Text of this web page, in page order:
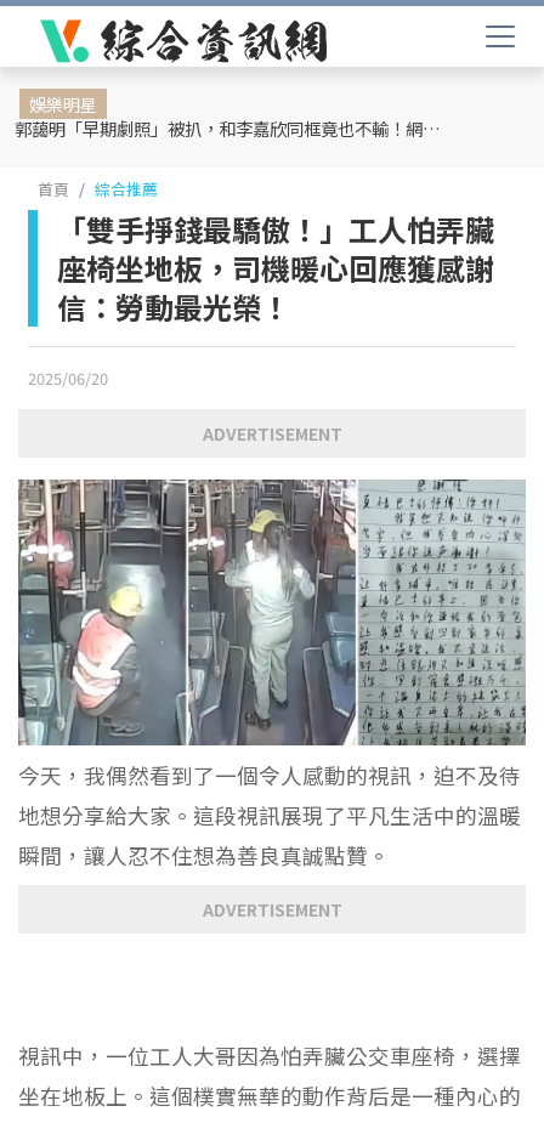
娛樂明星
郭藹明「早期劇照」被扒，和李嘉欣同框竟也不輸！網友：難怪劉青云這麼愛她
首頁 綜合推薦
「雙手掙錢最驕傲！」工人怕弄臟
座椅坐地板，司機暖心回應獲感謝
信：勞動最光榮！
2025/06/20
ADVERTISEMENT
今天，我偶然看到了一個令人感動的視訊，迫不及待
地想分享給大家。這段視訊展現了平凡生活中的溫暖
瞬間，讓人忍不住想為善良真誠點贊。
ADVERTISEMENT
視訊中，一位工人大哥因為怕弄臟公交車座椅，選擇
坐在地板上。這個樸實無華的動作背后是一種內心的